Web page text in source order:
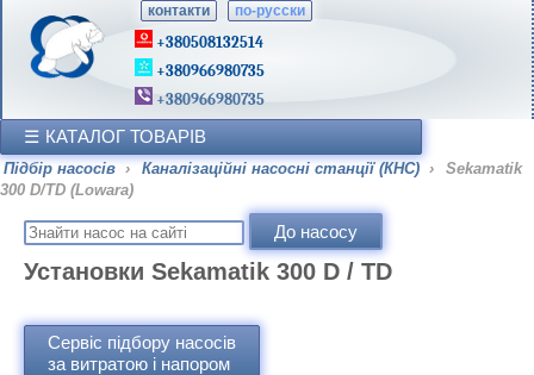
контакти по-русски
+380508132514
+380966980735
+380966980735
КАТАЛОГ ТОВАРІВ
Підбір насосів › Каналізаційні насосні станції (КНС) ›
Sekamatik
300 D/TD (Lowara)
Установки Sekamatik 300 D / TD
Сервіс підбору насосів
за витратою і напором